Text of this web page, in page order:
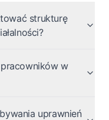
strukturę
w
uprawnień